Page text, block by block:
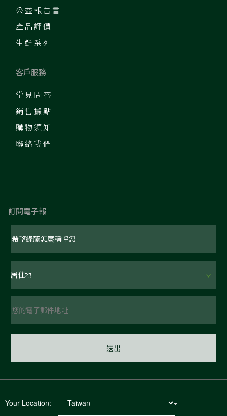
公益報告書
產品評價
生鮮系列
客戶服務
常見問答
銷售據點
購物須知
聯絡我們
訂閱電子報
Your Location: